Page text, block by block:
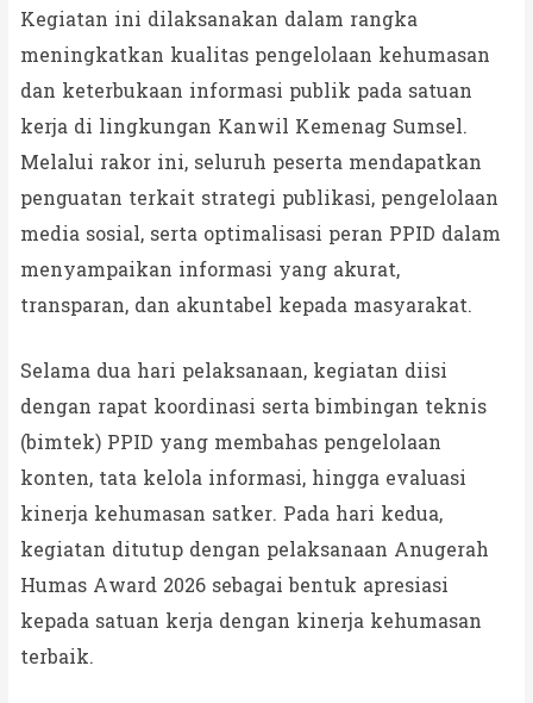
Kegiatan ini dilaksanakan dalam rangka
meningkatkan kualitas pengelolaan kehumasan
dan keterbukaan informasi publik pada satuan
kerja di lingkungan Kanwil Kemenag Sumsel.
Melalui rakor ini, seluruh peserta mendapatkan
penguatan terkait strategi publikasi, pengelolaan
media sosial, serta optimalisasi peran PPID dalam
menyampaikan informasi yang akurat,
transparan, dan akuntabel kepada masyarakat.
Selama dua hari pelaksanaan, kegiatan diisi
dengan rapat koordinasi serta bimbingan teknis
(bimtek) PPID yang membahas pengelolaan
konten, tata kelola informasi, hingga evaluasi
kinerja kehumasan satker. Pada hari kedua,
kegiatan ditutup dengan pelaksanaan Anugerah
Humas Award 2026 sebagai bentuk apresiasi
kepada satuan kerja dengan kinerja kehumasan
terbaik.